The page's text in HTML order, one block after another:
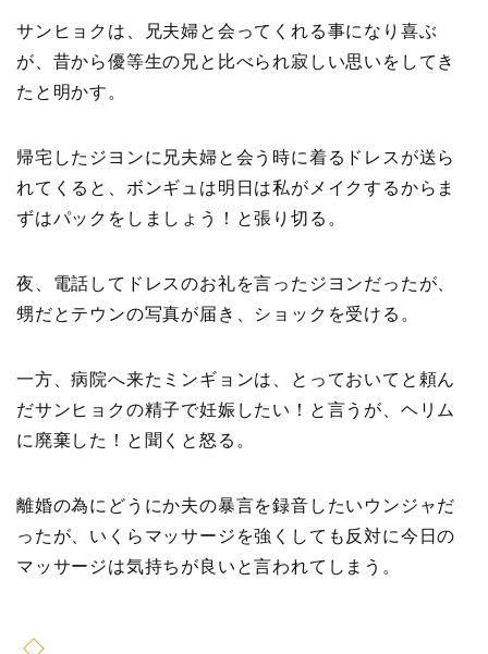
サンヒョクは、兄夫婦と会ってくれる事になり喜ぶ
が、昔から優等生の兄と比べられ寂しい思いをしてき
たと明かす。
帰宅したジヨンに兄夫婦と会う時に着るドレスが送ら
れてくると、ボンギュは明日は私がメイクするからま
ずはパックをしましょう！と張り切る。
夜、電話してドレスのお礼を言ったジヨンだったが、
甥だとテウンの写真が届き、ショックを受ける。
一方、病院へ来たミンギョンは、とっておいてと頼ん
だサンヒョクの精子で妊娠したい！と言うが、ヘリム
に廃棄した！と聞くと怒る。
離婚の為にどうにか夫の暴言を録音したいウンジャだ
ったが、いくらマッサージを強くしても反対に今日の
マッサージは気持ちが良いと言われてしまう。